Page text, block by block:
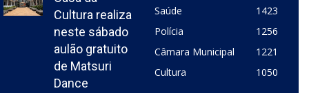
Cultura realiza
neste sábado
aulão gratuito
de Matsuri
Dance
Saúde
1423
Polícia
1256
Câmara Municipal
1221
Cultura
1050